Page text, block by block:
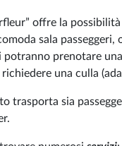
offre la
sala
potranno prenotare
una culla
trasporta sia